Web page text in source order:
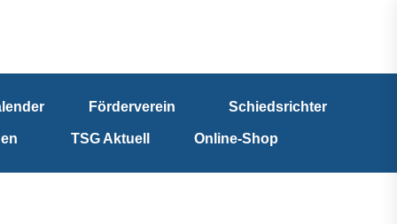
Förderverein Schiedsrichter
TSG Aktuell Online-Shop